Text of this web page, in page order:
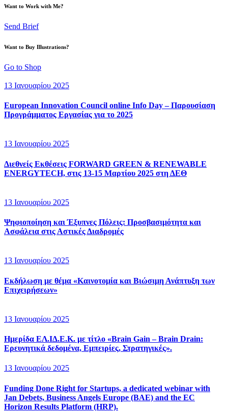
Want to Work with Me?
Send Brief
Want to Buy Illustrations?
Go to Shop
13 Ιανουαρίου 2025
European Innovation Council online Info Day – Παρουσίαση
Προγράμματος Εργασίας για το 2025
13 Ιανουαρίου 2025
Διεθνείς Εκθέσεις FORWARD GREEN & RENEWABLE
ENERGYTECH, στις 13-15 Μαρτίου 2025 στη ΔΕΘ
13 Ιανουαρίου 2025
Ψηφιοποίηση και Έξυπνες Πόλεις: Προσβασιμότητα και
Ασφάλεια στις Αστικές Διαδρομές
13 Ιανουαρίου 2025
Εκδήλωση με θέμα «Καινοτομία και Βιώσιμη Ανάπτυξη των
Επιχειρήσεων»
13 Ιανουαρίου 2025
Ημερίδα ΕΛ.ΙΔ.Ε.Κ. με τίτλο «Brain Gain – Brain Drain:
Ερευνητικά δεδομένα, Εμπειρίες, Στρατηγικές».
13 Ιανουαρίου 2025
Funding Done Right for Startups, a dedicated webinar with
Jan Debets, Business Angels Europe (BAE) and the EC
Horizon Results Platform (HRP).